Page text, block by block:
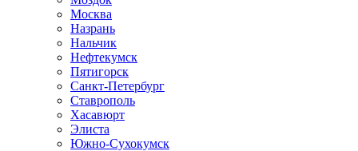
Москва
Назрань
Нальчик
Нефтекумск
Пятигорск
Санкт-Петербург
Ставрополь
Хасавюрт
Элиста
Южно-Сухокумск